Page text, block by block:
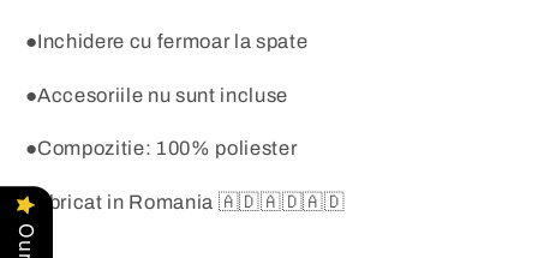
●Inchidere cu fermoar la spate
●Accesoriile nu sunt incluse
●Compozitie: 100% poliester
Fabricat in Romania 🇦🇩🇦🇩🇦🇩